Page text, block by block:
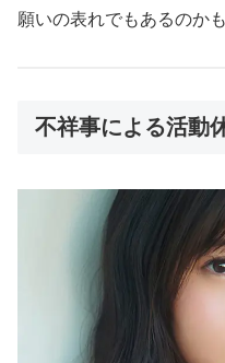
願いの表れでもあるのか
不祥事による活動